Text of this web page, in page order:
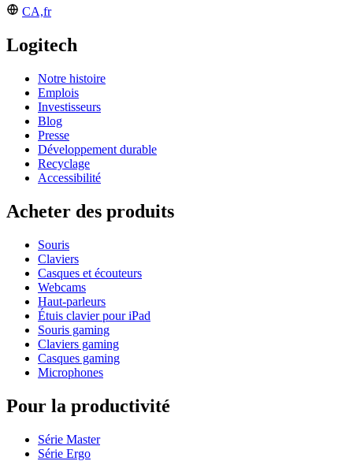
CA,fr
Logitech
Notre histoire
Emplois
Investisseurs
Blog
Presse
Développement durable
Recyclage
Accessibilité
Acheter des produits
Souris
Claviers
Casques et écouteurs
Webcams
Haut-parleurs
Étuis clavier pour iPad
Souris gaming
Claviers gaming
Casques gaming
Microphones
Pour la productivité
Série Master
Série Ergo